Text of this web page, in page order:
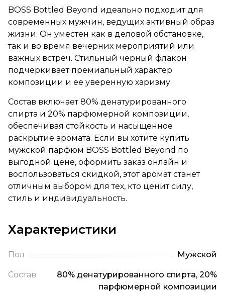
BOSS Bottled Beyond идеально подходит для
современных мужчин, ведущих активный образ
жизни. Он уместен как в деловой обстановке,
так и во время вечерних мероприятий или
важных встреч. Стильный черный флакон
подчеркивает премиальный характер
композиции и ее уверенную харизму.
Состав включает 80% денатурированного
спирта и 20% парфюмерной композиции,
обеспечивая стойкость и насыщенное
раскрытие аромата. Если вы хотите купить
мужской парфюм BOSS Bottled Beyond по
выгодной цене, оформить заказ онлайн и
воспользоваться скидкой, этот аромат станет
отличным выбором для тех, кто ценит силу,
стиль и индивидуальность.
Характеристики
Пол Мужской
Состав
80% денатурированного спирта, 20%
парфюмерной композиции